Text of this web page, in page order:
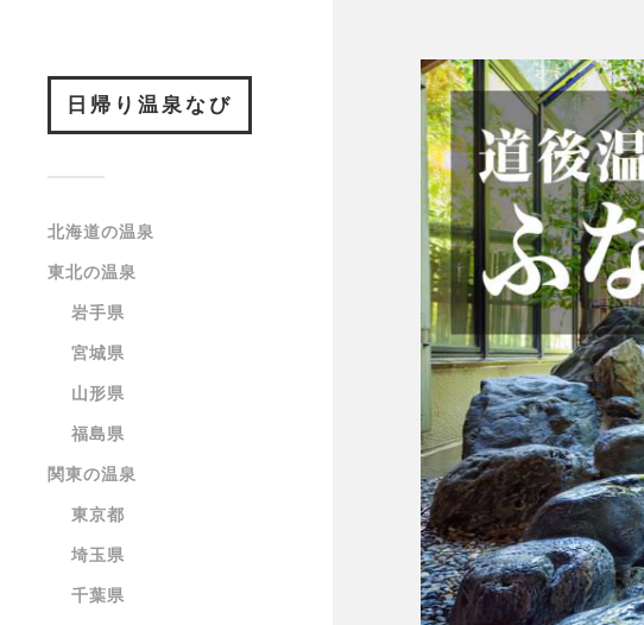
日帰り温泉なび
北海道の温泉
東北の温泉
岩手県
宮城県
山形県
福島県
関東の温泉
東京都
埼玉県
千葉県